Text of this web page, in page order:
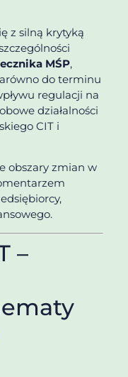
z silną krytyką
MŚP,
do terminu
regulacji na
działalności
CIT i
obszary zmian w
–